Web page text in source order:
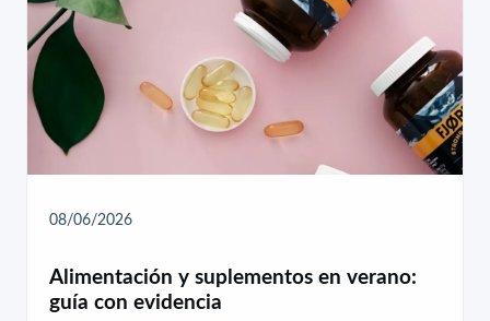
08/06/2026
Alimentación y suplementos en verano:
guía con evidencia